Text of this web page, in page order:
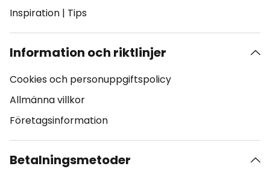
Inspiration | Tips
Information och riktlinjer
Cookies och personuppgiftspolicy
Allmänna villkor
Företagsinformation
Betalningsmetoder